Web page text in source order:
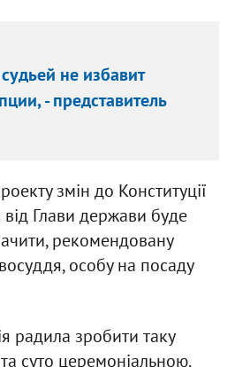
не избавит
- представитель
змін до Конституції
Глави держави буде
рекомендовану
особу на посаду
радила зробити таку
суто церемоніальною.